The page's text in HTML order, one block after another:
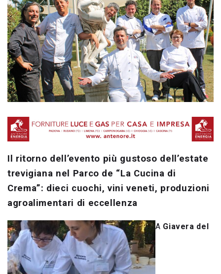
Il ritorno dell’evento più gustoso dell’estate
trevigiana nel Parco de “La Cucina di
Crema”: dieci cuochi, vini veneti, produzioni
agroalimentari di eccellenza
A Giavera del